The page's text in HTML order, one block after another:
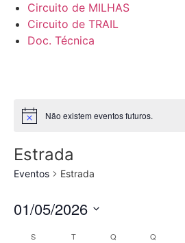
Circuito de MILHAS
Circuito de TRAIL
Doc. Técnica
Não existem eventos futuros.
Estrada
Eventos Estrada
01/05/2026
data
S T Q Q